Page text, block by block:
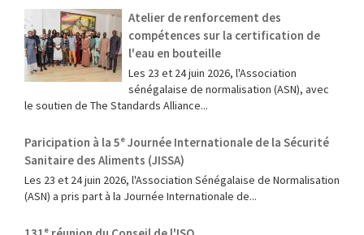
Atelier de renforcement des
compétences sur la certification de
l'eau en bouteille
Les 23 et 24 juin 2026, l'Association
sénégalaise de normalisation (ASN), avec
le soutien de The Standards Alliance...
Paricipation à la 5ᵉ Journée Internationale de la Sécurité
Sanitaire des Aliments (JISSA)
‎Les 23 et 24 juin 2026, l'Association Sénégalaise de Normalisation
(ASN) a pris part à la Journée Internationale de...